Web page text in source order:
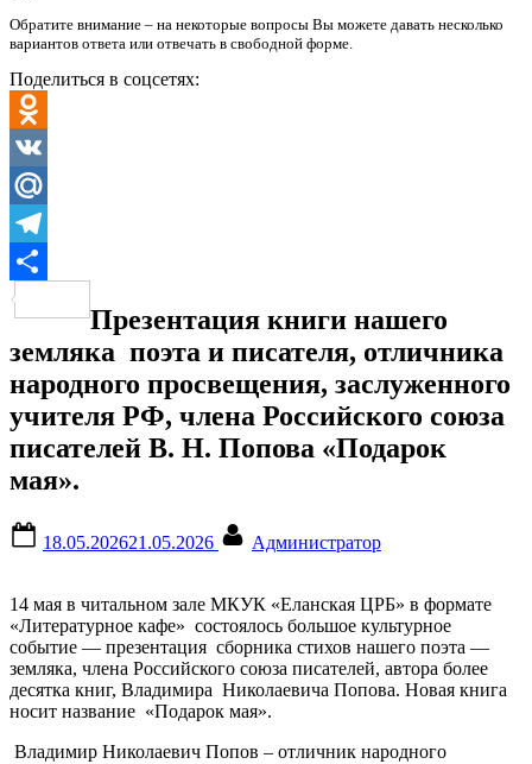
Обратите внимание – на некоторые вопросы Вы можете давать несколько
вариантов ответа или отвечать в свободной форме.
Поделиться в соцсетях:
Odnoklassniki
VK
Mail.Ru
Telegram
Презентация книги нашего
земляка поэта и писателя, отличника
народного просвещения, заслуженного
учителя РФ, члена Российского союза
писателей В. Н. Попова «Подарок
мая».
on
18.05.202621.05.2026 Администратор
14 мая в читальном зале МКУК «Еланская ЦРБ» в формате
«Литературное кафе» состоялось большое культурное
событие — презентация сборника стихов нашего поэта —
земляка, члена Российского союза писателей, автора более
десятка книг, Владимира Николаевича Попова. Новая книга
носит название «Подарок мая».
Владимир Николаевич Попов – отличник народного